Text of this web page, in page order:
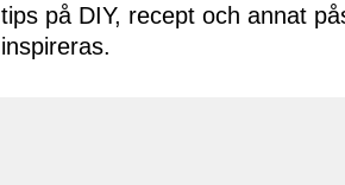
tips på DIY, recept och annat
inspireras.